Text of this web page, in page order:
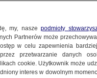
my, naszepodmioty
Partnerów może
w celu zapewnienia
przetwarzanie danych
cookie. Użytkownik może
interes w dowolnym